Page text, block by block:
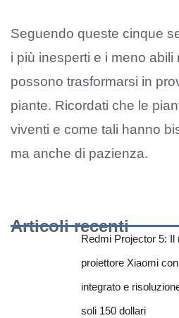
Seguendo queste cinque
i più inesperti e i meno abili
possono trasformarsi in
piante. Ricordati che le
viventi e come tali hanno
ma anche di pazienza.
Articoli recenti
Redmi Projector 5: Il
proiettore Xiaomi
integrato e
soli 150 dollari